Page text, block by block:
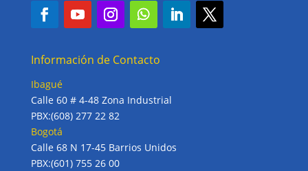
Información de Contacto
Ibagué
Calle 60 # 4-48 Zona Industrial
PBX:(608) 277 22 82
Bogotá
Calle 68 N 17-45 Barrios Unidos
PBX:(601) 755 26 00